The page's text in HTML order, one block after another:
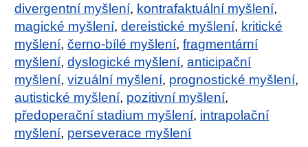
divergentní myšlení, kontrafaktuální myšlení,
magické myšlení,dereistické myšlení, kritické
myšlení,černo-bílé myšlení,fragmentární
myšlení,dyslogické myšlení,anticipační
myšlení,vizuální myšlení, prognostické myšlení,
autistické myšlení, pozitivní myšlení,
předoperační stadium myšlení, intrapolační
myšlení, perseverace myšlení